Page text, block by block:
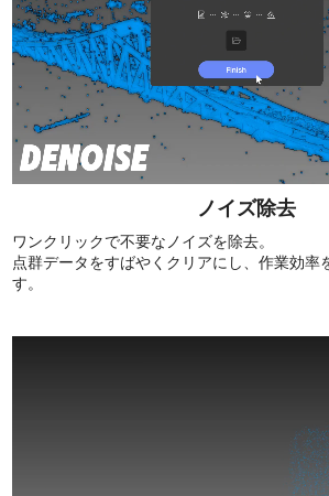
ノイズ除去
ワンクリックで不要なノイズを除去。
点群データをすばやくクリアにし、作業効率
す。